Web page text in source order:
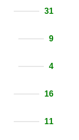
31
9
4
16
11